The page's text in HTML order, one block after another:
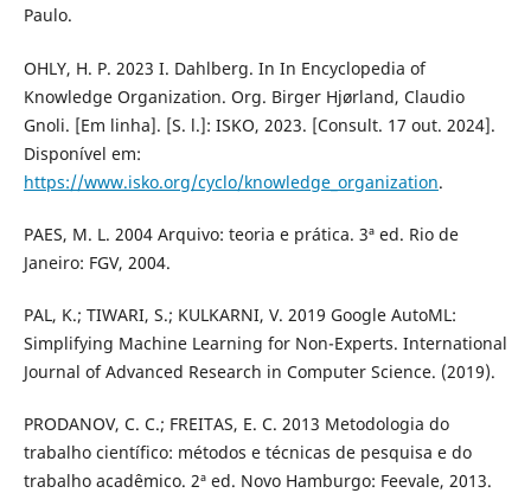
Paulo.
OHLY, H. P. 2023 I. Dahlberg. In In Encyclopedia of
Knowledge Organization. Org. Birger Hjørland, Claudio
Gnoli. [Em linha]. [S. l.]: ISKO, 2023. [Consult. 17 out. 2024].
Disponível em:
https://www.isko.org/cyclo/knowledge_organization.
PAES, M. L. 2004 Arquivo: teoria e prática. 3ª ed. Rio de
Janeiro: FGV, 2004.
PAL, K.; TIWARI, S.; KULKARNI, V. 2019 Google AutoML:
Simplifying Machine Learning for Non-Experts. International
Journal of Advanced Research in Computer Science. (2019).
PRODANOV, C. C.; FREITAS, E. C. 2013 Metodologia do
trabalho científico: métodos e técnicas de pesquisa e do
trabalho acadêmico. 2ª ed. Novo Hamburgo: Feevale, 2013.